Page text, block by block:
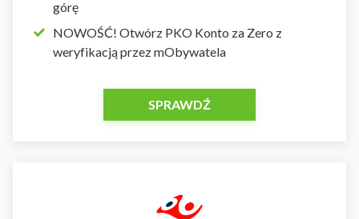
górę
NOWOŚĆ! Otwórz PKO Konto za Zero z
weryfikacją przez mObywatela
SPRAWDŹ